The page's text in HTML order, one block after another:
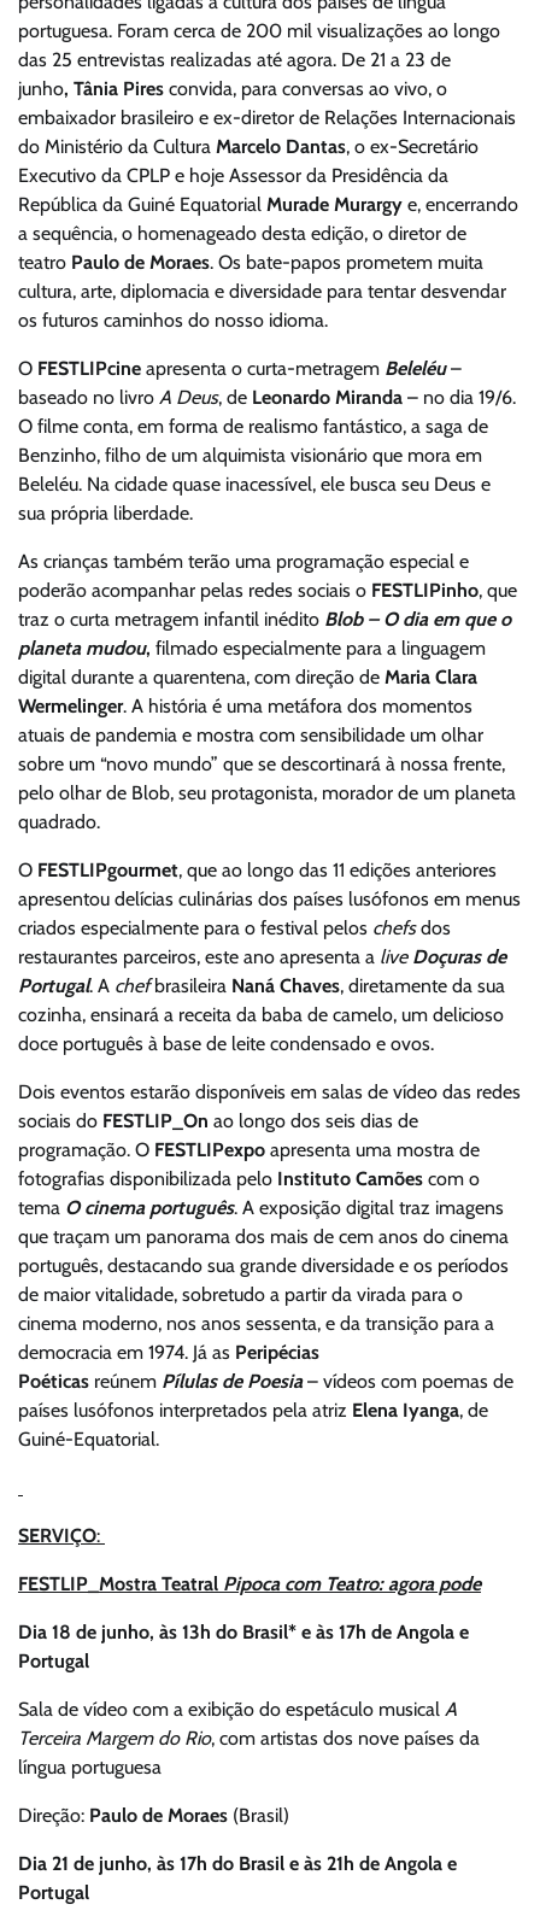
portuguesa. Foram cerca de 200 mil visualizações ao longo
das 25 entrevistas realizadas até agora. De 21 a 23 de
junho, Tânia Pires convida, para conversas ao vivo, o
embaixador brasileiro e ex-diretor de Relações Internacionais
do Ministério da Cultura Marcelo Dantas, o ex-Secretário
Executivo da CPLP e hoje Assessor da Presidência da
República da Guiné Equatorial Murade Murargy e, encerrando
a sequência, o homenageado desta edição, o diretor de
teatro Paulo de Moraes. Os bate-papos prometem muita
cultura, arte, diplomacia e diversidade para tentar desvendar
os futuros caminhos do nosso idioma.
O FESTLIPcine apresenta o curta-metragem Beleléu–
baseado no livro A Deus, de Leonardo Miranda – no dia 19/6.
O filme conta, em forma de realismo fantástico, a saga de
Benzinho, filho de um alquimista visionário que mora em
Beleléu. Na cidade quase inacessível, ele busca seu Deus e
sua própria liberdade.
As crianças também terão uma programação especial e
poderão acompanhar pelas redes sociais o FESTLIPinho, que
traz o curta metragem infantil inédito Blob – O dia em que o
planeta mudou, filmado especialmente para a linguagem
digital durante a quarentena, com direção de Maria Clara
Wermelinger. A história é uma metáfora dos momentos
atuais de pandemia e mostra com sensibilidade um olhar
sobre um “novo mundo” que se descortinará à nossa frente,
pelo olhar de Blob, seu protagonista, morador de um planeta
quadrado.
O FESTLIPgourmet, que ao longo das 11 edições anteriores
apresentou delícias culinárias dos países lusófonos em menus
criados especialmente para o festival pelos chefsdos
restaurantes parceiros, este ano apresenta a live Doçuras de
Portugal. A chefbrasileira Naná Chaves, diretamente da sua
cozinha, ensinará a receita da baba de camelo, um delicioso
doce português à base de leite condensado e ovos.
Dois eventos estarão disponíveis em salas de vídeo das redes
sociais do FESTLIP_On ao longo dos seis dias de
programação. O FESTLIPexpo apresenta uma mostra de
fotografias disponibilizada pelo Instituto Camões com o
tema O cinema português. A exposição digital traz imagens
que traçam um panorama dos mais de cem anos do cinema
português, destacando sua grande diversidade e os períodos
de maior vitalidade, sobretudo a partir da virada para o
cinema moderno, nos anos sessenta, e da transição para a
democracia em 1974. Já as Peripécias
Poéticas reúnem Pílulas de Poesia– vídeos com poemas de
países lusófonos interpretados pela atriz Elena Iyanga, de
Guiné-Equatorial.
SERVIÇO:
FESTLIP_Mostra Teatral Pipoca com Teatro: agora pode
Dia 18 de junho, às 13h do Brasil* e às 17h de Angola e
Portugal
Sala de vídeo com a exibição do espetáculo musical A
Terceira Margem do Rio, com artistas dos nove países da
língua portuguesa
Direção: Paulo de Moraes (Brasil)
Dia 21 de junho, às 17h do Brasil e às 21h de Angola e
Portugal